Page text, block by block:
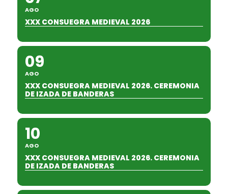
AGO
XXX CONSUEGRA MEDIEVAL 2026
09
AGO
XXX CONSUEGRA MEDIEVAL 2026. CEREMONIA
DE IZADA DE BANDERAS
10
AGO
XXX CONSUEGRA MEDIEVAL 2026. CEREMONIA
DE IZADA DE BANDERAS